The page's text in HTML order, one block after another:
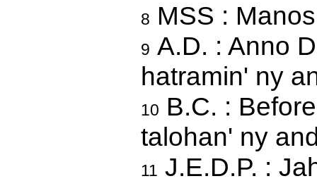
8 MSS :
9 A.D. : Anno
hatramin' ny
10 B.C. :
talohan' ny
11 J.E.D.P. :